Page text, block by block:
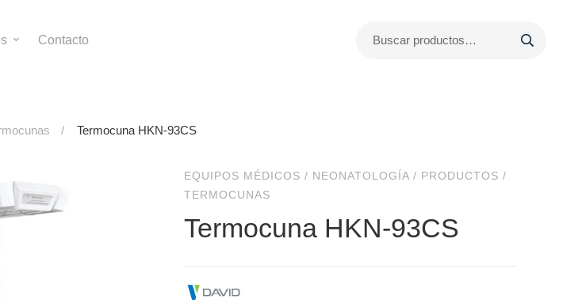
Contacto
Termocuna HKN-93CS
EQUIPOS MÉDICOS / NEONATOLOGÍA / PRODUCTOS /
TERMOCUNAS
Termocuna HKN-93CS